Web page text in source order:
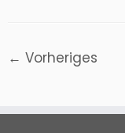
← Vorheriges